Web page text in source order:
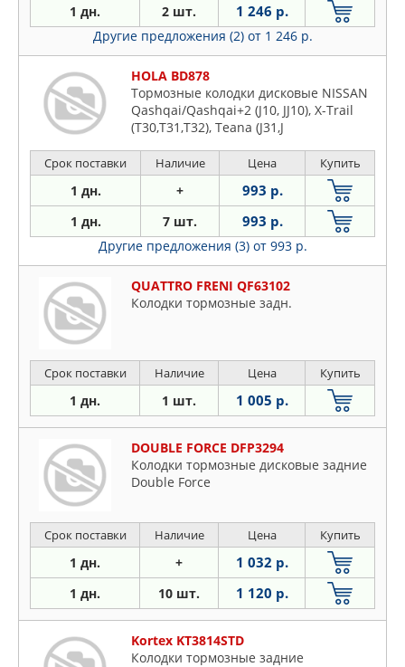
1 дн. 2 шт. 1 246 р.
Другие предложения (2) от 1 246 р.
HOLA BD878
Тормозные колодки дисковые NISSAN
Qashqai/Qashqai+2 (J10, JJ10), X-Trail
(T30,T31,T32), Teana (J31,J
Срок поставки Наличие Цена Купить
1 дн. + 993 р.
1 дн. 7 шт. 993 р.
Другие предложения (3) от 993 р.
QUATTRO FRENI QF63102
Колодки тормозные задн.
Срок поставки Наличие Цена Купить
1 дн. 1 шт. 1 005 р.
DOUBLE FORCE DFP3294
Колодки тормозные дисковые задние
Double Force
Срок поставки Наличие Цена Купить
1 дн. + 1 032 р.
1 дн. 10 шт. 1 120 р.
Kortex KT3814STD
Колодки тормозные задние